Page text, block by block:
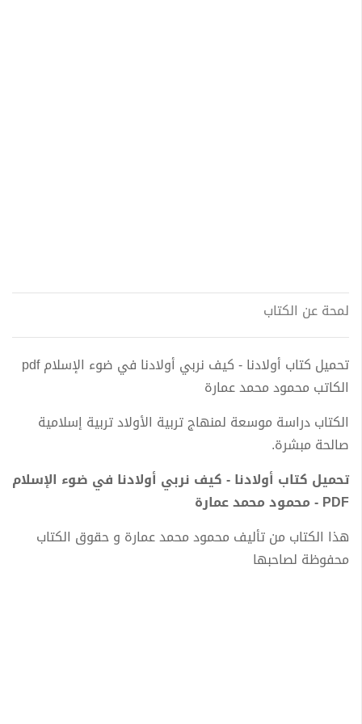
لمحة عن الكتاب
تحميل كتاب أولادنا - كيف نربي أولادنا في ضوء الإسلام pdf
الكاتب محمود محمد عمارة
الكتاب دراسة موسعة لمنهاج تربية الأولاد تربية إسلامية
صالحة مبشرة.
تحميل كتاب أولادنا - كيف نربي أولادنا في ضوء الإسلام
PDF - محمود محمد عمارة
هذا الكتاب من تأليف محمود محمد عمارة و حقوق الكتاب
محفوظة لصاحبها